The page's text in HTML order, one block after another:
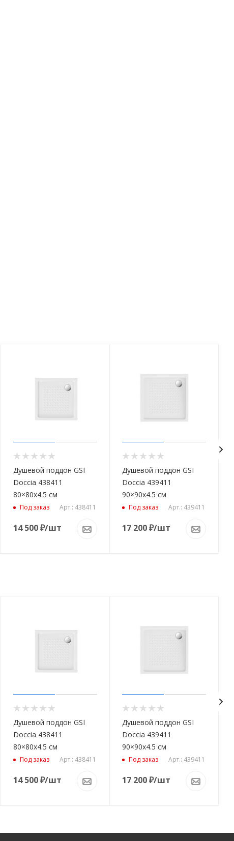
Душевой поддон GSI
Doccia 438411
80×80x4.5 см
Под заказ Арт.: 438411
14 500₽/шт
Душевой поддон GSI
Doccia 439411
90×90x4.5 см
Под заказ Арт.: 439411
17 200₽/шт
Душевой поддон GSI
Doccia 438411
80×80x4.5 см
Под заказ Арт.: 438411
14 500₽/шт
Душевой поддон GSI
Doccia 439411
90×90x4.5 см
Под заказ Арт.: 439411
17 200₽/шт